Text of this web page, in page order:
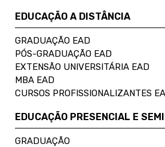
EDUCAÇÃO A DISTÂNCIA
GRADUAÇÃO EAD
PÓS-GRADUAÇÃO EAD
EXTENSÃO UNIVERSITÁRIA EAD
MBA EAD
CURSOS PROFISSIONALIZANTES
EDUCAÇÃO PRESENCIAL E
GRADUAÇÃO